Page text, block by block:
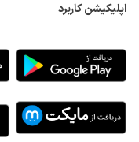
اپلیکیشن کاربرد